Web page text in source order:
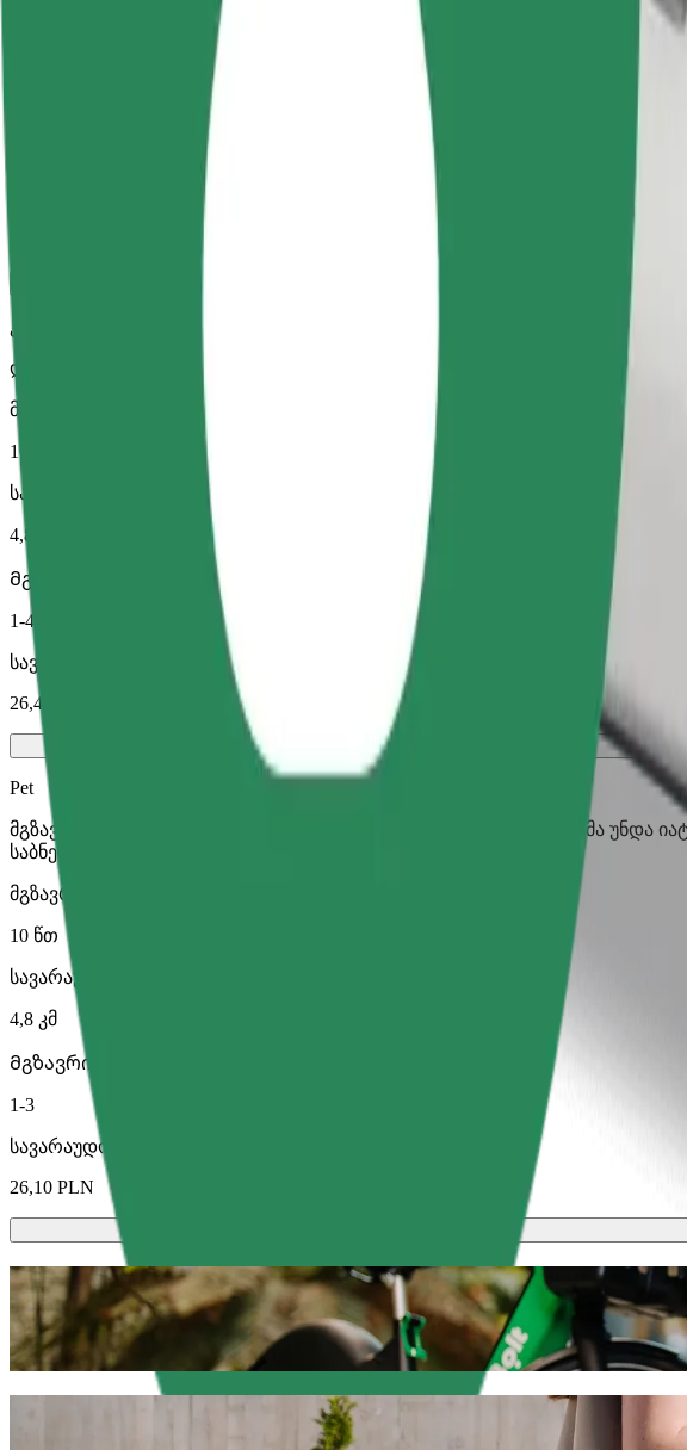
კომფორტი
დიდი მანქანები მეტი სივრცით
მგზავრობის სავარაუდო დრო
10 წთ
სავარაუდო მანძილი
4,8 კმ
Მგზავრი
1-4
სავარაუდო ფასი
26,40 PLN
Pet
მგზავრობა შენთან და შენს შინაურ ცხოველთან ერთად. ძაღლებმა უნდა
საბნელით ან პადით.
მგზავრობის სავარაუდო დრო
10 წთ
სავარაუდო მანძილი
4,8 კმ
Მგზავრი
1-3
სავარაუდო ფასი
26,10 PLN
სკუტერები ან ელექტრო-ველოსიპედები
გადაადგილდი ოლშტინი-ში სკუტერით ან ელექტრო-ველოსიპედით
გადმოწერე Bolt
გადაადგილდი Galeria Warmińska-დან Olsztyn